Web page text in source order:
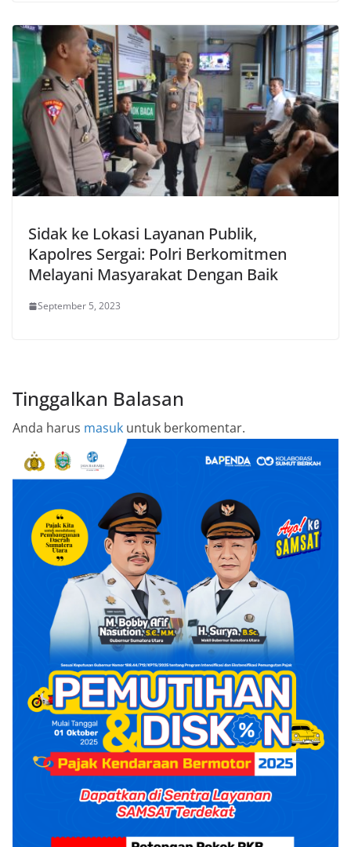
Sidak ke Lokasi Layanan Publik,
Kapolres Sergai: Polri Berkomitmen
Melayani Masyarakat Dengan Baik
September 5, 2023
Tinggalkan Balasan
Anda harus masuk untuk berkomentar.